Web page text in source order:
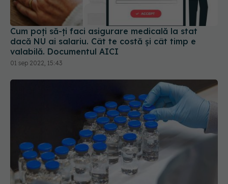
Cum poți să-ți faci asigurare medicală la stat
dacă NU ai salariu. Cât te costă și cât timp e
valabilă. Documentul AICI
01 sep 2022, 15:43